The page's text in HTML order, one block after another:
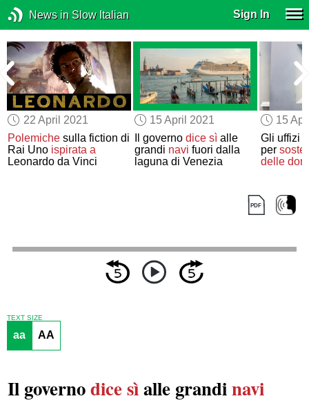
News in Slow Italian Sign In
22 April 2021
Polemiche sulla fiction di
Rai Uno ispirata a
Leonardo da Vinci
15 April 2021
Il governo dice sìalle
grandi navi fuori dalla
laguna di Venezia
15
Gli uffizi
per
delle
TEXT SIZE
aa AA
Il governodice sìalle grandinavi